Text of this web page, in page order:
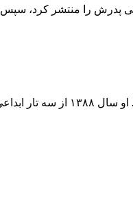
۱۷ سال داشت اجرای دف نوازی را در آلبوم
۲۱ سال داشت که به آمریکا رفت و در ایالت کالیفرنیا